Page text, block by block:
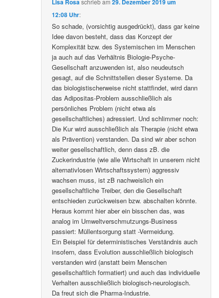
Lisa Rosaschriebam29. Dezember 2019 um
12:08 Uhr:
So schade, (vorsichtig ausgedrückt), dass gar keine
Idee davon besteht, dass das Konzept der
Komplexität bzw. des Systemischen im Menschen
ja auch auf das Verhältnis Biologie-Psyche-
Gesellschaft anzuwenden ist, also neudeutsch
gesagt, auf die Schnittstellen dieser Systeme. Da
das biologistischerweise nicht stattfindet, wird dann
das Adipositas-Problem ausschließlich als
persönliches Problem (nicht etwa als
gesellschaftliches) adressiert. Und schlimmer noch:
Die Kur wird ausschließlich als Therapie (nicht etwa
als Prävention) verstanden. Da sind wir aber schon
weiter gesellschaftlich, denn dass zB. die
Zuckerindustrie (wie alle Wirtschaft in unserem nicht
alternativlosen Wirtschaftssystem) aggressiv
wachsen muss, ist zB nachweislich ein
gesellschaftliche Treiber, den die Gesellschaft
entschieden zurückweisen bzw. abschalten könnte.
Heraus kommt hier aber ein bisschen das, was
analog im Umweltverschmutzungs-Business
passiert: Müllentsorgung statt -Vermeidung.
Ein Beispiel für deterministisches Verständnis auch
insofern, dass Evolution ausschließlich biologisch
verstanden wird (anstatt beim Menschen
gesellschaftlich formatiert) und auch das individuelle
Verhalten ausschließlich biologisch-neurologisch.
Da freut sich die Pharma-Industrie.